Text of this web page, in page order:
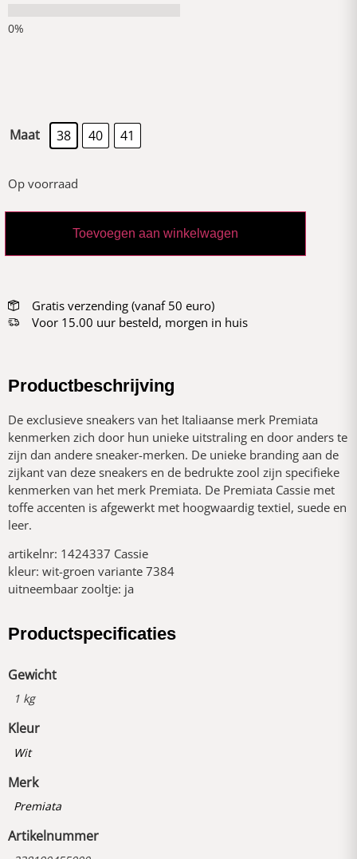
Maat 38 40 41
Op voorraad
Toevoegen aan winkelwagen
Gratis verzending (vanaf 50 euro)
Voor 15.00 uur besteld, morgen in huis
Productbeschrijving
De exclusieve sneakers van het Italiaanse merk Premiata
kenmerken zich door hun unieke uitstraling en door anders te
zijn dan andere sneaker-merken. De unieke branding aan de
zijkant van deze sneakers en de bedrukte zool zijn specifieke
kenmerken van het merk Premiata. De Premiata Cassie met
toffe accenten is afgewerkt met hoogwaardig textiel, suede en
leer.
artikelnr: 1424337 Cassie
kleur: wit-groen variante 7384
uitneembaar zooltje: ja
Productspecificaties
Gewicht
1 kg
Kleur
Wit
Merk
Premiata
Artikelnummer